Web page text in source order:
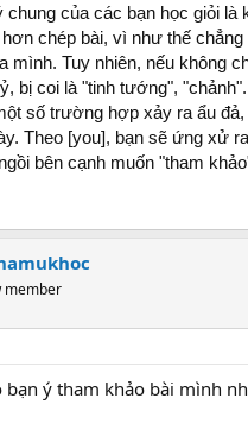
chung của các bạn học giỏi là
chép bài, vì như thế
mình. Tuy nhiên, nếu không
bị coi là "tinh tướng",
số trường hợp xảy ra ẩu
Theo [you], bạn sẽ ứng xử
bên cạnh muốn "tham
member
bạn ý tham khảo bài mình